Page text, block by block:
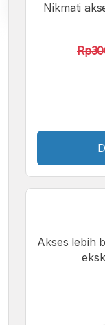
Nikmati
Akses lebih